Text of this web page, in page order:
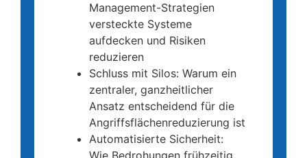
Management-Strategien
versteckte Systeme
aufdecken und Risiken
reduzieren
Schluss mit Silos: Warum ein
zentraler, ganzheitlicher
Ansatz entscheidend für die
Angriffsflächenreduzierung ist
Automatisierte Sicherheit:
Wie Bedrohungen frühzeitig